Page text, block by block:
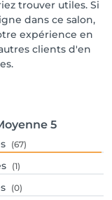
trouver utiles. Si
dans ce salon,
expérience en
clients d'en
5
(67)
(1)
(0)